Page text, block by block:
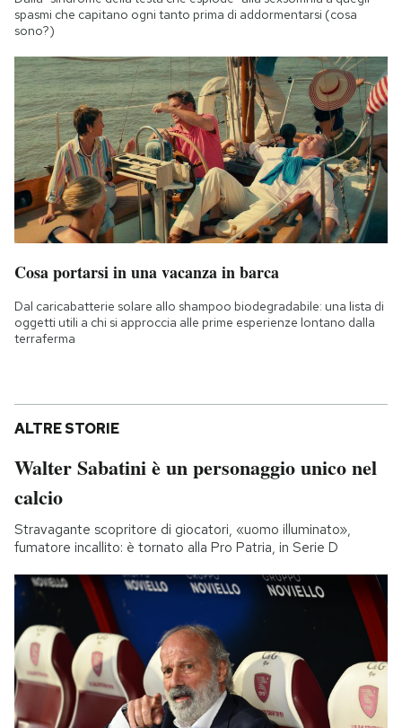
spasmi che capitano ogni tanto prima di addormentarsi (cosa
sono?)
Cosa portarsi in una vacanza in barca
Dal caricabatterie solare allo shampoo biodegradabile: una lista di
oggetti utili a chi si approccia alle prime esperienze lontano dalla
terraferma
ALTRE STORIE
Walter Sabatini è un personaggio unico nel
calcio
Stravagante scopritore di giocatori, «uomo illuminato»,
fumatore incallito: è tornato alla Pro Patria, in Serie D